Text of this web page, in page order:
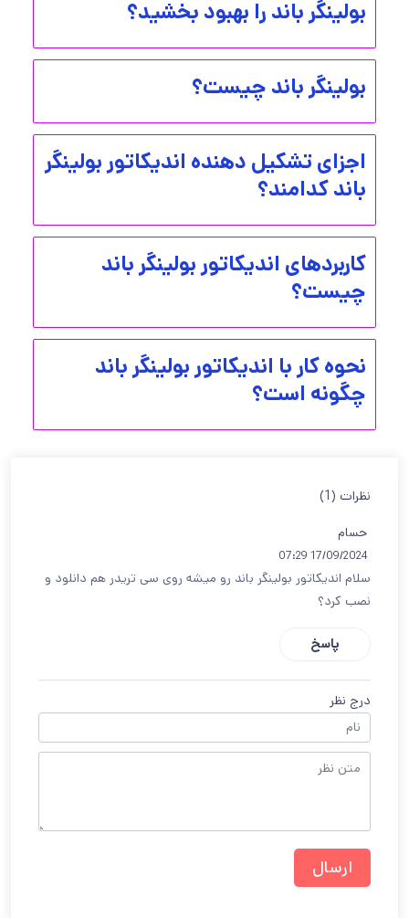
بولینگر باند را بهبود بخشید؟
بولینگر باند چیست؟
اجزای تشکیل دهنده اندیکاتور بولینگر
باند کدامند؟
کاربردهای اندیکاتور بولینگر باند
چیست؟
نحوه کار با اندیکاتور بولینگر باند
چگونه است؟
نظرات (1)
حسام
17/09/2024 07:29
سلام اندیکاتور بولینگر باند رو میشه روی سی تریدر هم دانلود و
نصب کرد؟
پاسخ
درج نظر